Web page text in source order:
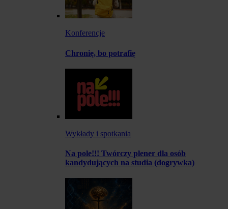
Konferencje
Chronię, bo potrafię
Wykłady i spotkania
Na pole!!! Twórczy plener dla osób
kandydujących na studia (dogrywka)